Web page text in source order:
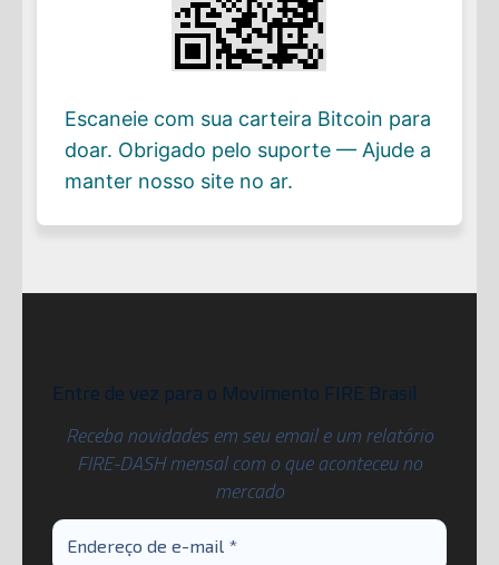
Escaneie com sua carteira Bitcoin para
doar. Obrigado pelo suporte — Ajude a
manter nosso site no ar.
Entre de vez para o Movimento FIRE Brasil
Receba novidades em seu email e um relatório
FIRE-DASH mensal com o que aconteceu no
mercado